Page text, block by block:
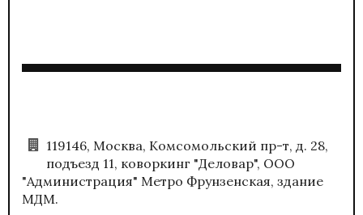
119146, Москва, Комсомольский пр-т, д. 28,
подъезд 11, коворкинг "Деловар", ООО
"Администрация" Метро Фрунзенская, здание
МДМ.